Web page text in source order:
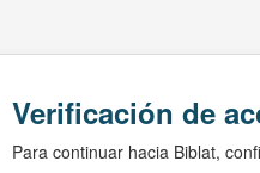
Verificación de
Para continuar hacia Biblat,